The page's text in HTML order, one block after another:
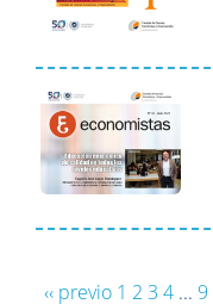
‹‹ previo 1 2 3 4 ... 9